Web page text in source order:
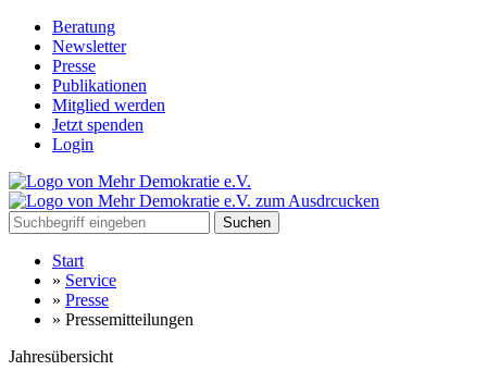
Beratung
Newsletter
Presse
Publikationen
Mitglied werden
Jetzt spenden
Login
Suchen
Start
» Service
» Presse
» Pressemitteilungen
Jahresübersicht